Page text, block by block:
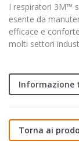
I respiratori 3M™
esente da
efficace e
molti settori
Informazione
Torna ai